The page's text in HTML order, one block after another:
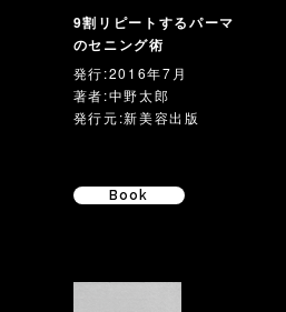
9割リピートするパーマ
のセニング術
発行:2016年7月
著者:中野太郎
発行元:新美容出版
Book